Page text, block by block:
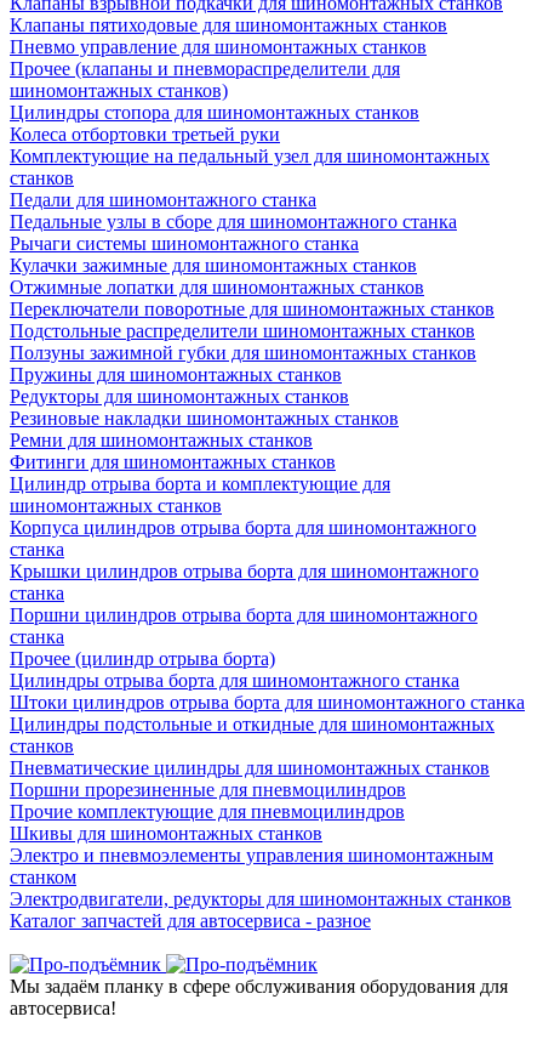
Клапаны пятиходовые для шиномонтажных станков
Пневмо управление для шиномонтажных станков
Прочее (клапаны и пневмораспределители для
шиномонтажных станков)
Цилиндры стопора для шиномонтажных станков
Колеса отбортовки третьей руки
Комплектующие на педальный узел для шиномонтажных
станков
Педали для шиномонтажного станка
Педальные узлы в сборе для шиномонтажного станка
Рычаги системы шиномонтажного станка
Кулачки зажимные для шиномонтажных станков
Отжимные лопатки для шиномонтажных станков
Переключатели поворотные для шиномонтажных станков
Подстольные распределители шиномонтажных станков
Ползуны зажимной губки для шиномонтажных станков
Пружины для шиномонтажных станков
Редукторы для шиномонтажных станков
Резиновые накладки шиномонтажных станков
Ремни для шиномонтажных станков
Фитинги для шиномонтажных станков
Цилиндр отрыва борта и комплектующие для
шиномонтажных станков
Корпуса цилиндров отрыва борта для шиномонтажного
станка
Крышки цилиндров отрыва борта для шиномонтажного
станка
Поршни цилиндров отрыва борта для шиномонтажного
станка
Прочее (цилиндр отрыва борта)
Цилиндры отрыва борта для шиномонтажного станка
Штоки цилиндров отрыва борта для шиномонтажного станка
Цилиндры подстольные и откидные для шиномонтажных
станков
Пневматические цилиндры для шиномонтажных станков
Поршни прорезиненные для пневмоцилиндров
Прочие комплектующие для пневмоцилиндров
Шкивы для шиномонтажных станков
Электро и пневмоэлементы управления шиномонтажным
станком
Электродвигатели, редукторы для шиномонтажных станков
Каталог запчастей для автосервиса - разное
Мы задаём планку в сфере обслуживания оборудования для
автосервиса!